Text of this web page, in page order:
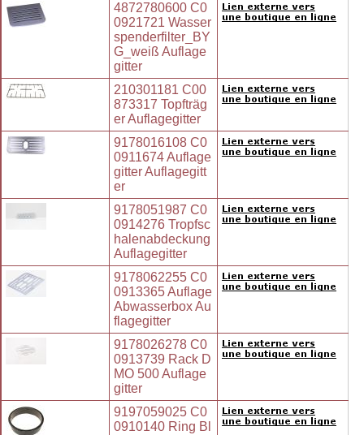
4872780600 C0
0921721 Wasser
spenderfilter_BY
G_weiß Auflage
gitter
210301181 C00
873317 Topfträg
er Auflagegitter
9178016108 C0
0911674 Auflage
gitter Auflagegitt
er
9178051987 C0
0914276 Tropfsc
halenabdeckung
Auflagegitter
9178062255 C0
0913365 Auflage
Abwasserbox Au
flagegitter
9178026278 C0
0913739 Rack D
MO 500 Auflage
gitter
9197059025 C0
0910140 Ring Bl